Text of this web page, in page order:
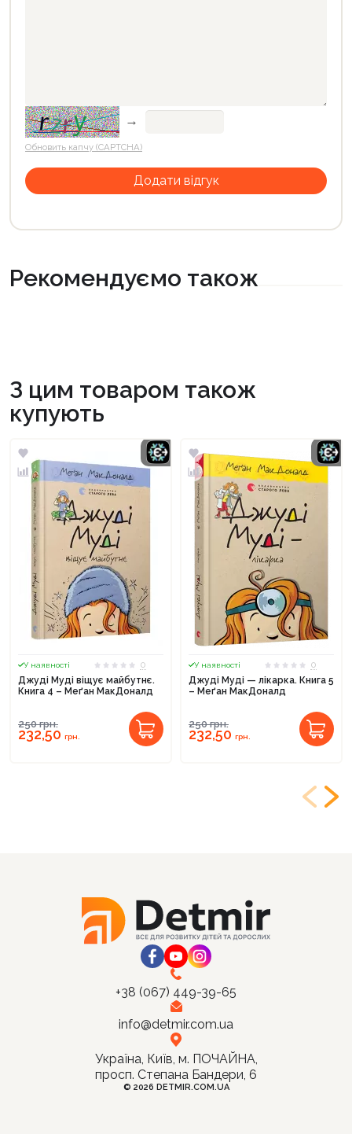
→
Обновить капчу (CAPTCHA)
Рекомендуємо також
З цим товаром також
купують
У наявності
0
Джуді Муді віщує майбутнє.
Книга 4 – Меґан МакДоналд
250грн.
232,50 грн.
У наявності
0
Джуді Муді — лікарка. Книга 5
– Меґан МакДоналд
250грн.
232,50 грн.
+38 (067) 449-39-65
info@detmir.com.ua
Україна, Київ, м. ПОЧАЙНА,
просп. Степана Бандери, 6
© 2026 DETMIR.COM.UA